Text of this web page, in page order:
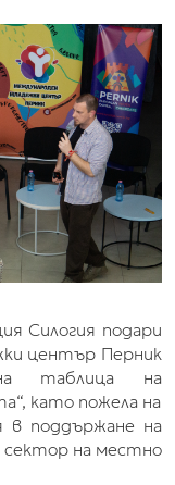
Силогия подари
център Перник
таблица на
като пожела на
в поддържане на
сектор на местно